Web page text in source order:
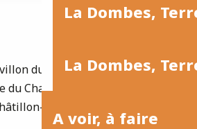
La Dombes,
La Dombes,
A voir, à faire
du Tourisme
du Champ de Foire
sur-Chalaronne